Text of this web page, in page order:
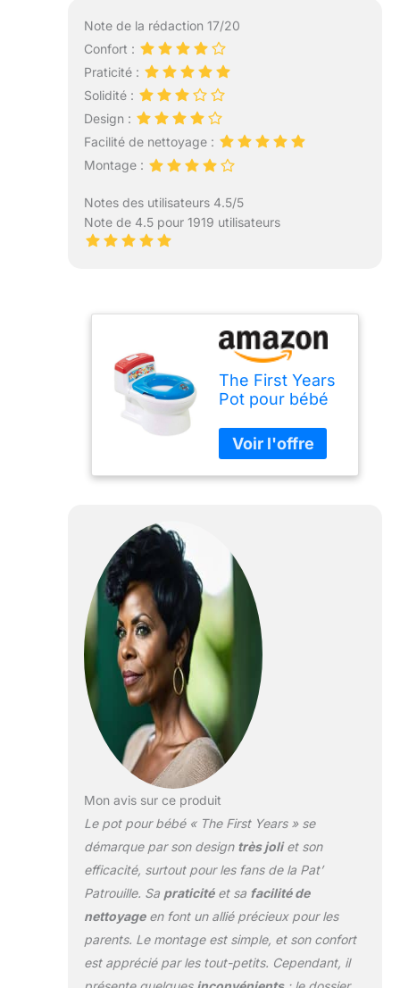
Note de la rédaction 17/20
Confort :
Praticité :
Solidité :
Design :
Facilité de nettoyage :
Montage :
Notes des utilisateurs 4.5/5
Note de 4.5 pour 1919 utilisateurs
The First Years
Pot pour bébé
Mon avis sur ce produit
Le pot pour bébé « The First Years » se
démarque par son design très joliet son
efficacité, surtout pour les fans de la Pat’
Patrouille. Sa praticitéet sa facilité de
nettoyageen font un allié précieux pour les
parents. Le montage est simple, et son confort
est apprécié par les tout-petits. Cependant, il